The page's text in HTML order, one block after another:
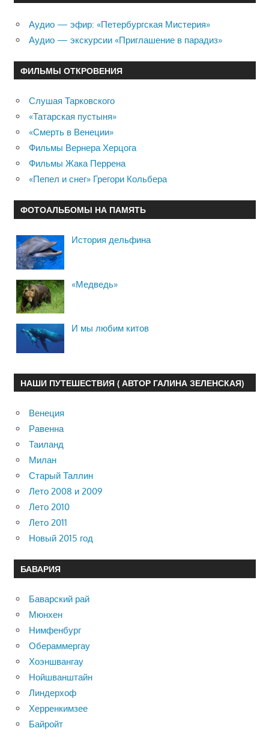
Аудио — эфир: «Петербургская Мистерия»
Аудио — экскурсии «Приглашение в парадиз»
ФИЛЬМЫ ОТКРОВЕНИЯ
Слушая Тарковского
«Татарская пустыня»
«Смерть в Венеции»
Фильмы Вернера Херцога
Фильмы Жака Перрена
«Пепел и снег» Грегори Кольбера
ФОТОАЛЬБОМЫ НА ПАМЯТЬ
История дельфина
«Медведь»
И мы любим китов
НАШИ ПУТЕШЕСТВИЯ ( АВТОР ГАЛИНА ЗЕЛЕНСКАЯ)
Венеция
Равенна
Таиланд
Милан
Старый Таллин
Лето 2008 и 2009
Лето 2010
Лето 2011
Новый 2015 год
БАВАРИЯ
Баварский рай
Мюнхен
Нимфенбург
Обераммергау
Хоэншвангау
Нойшванштайн
Линдерхоф
Херренкимзее
Байройт